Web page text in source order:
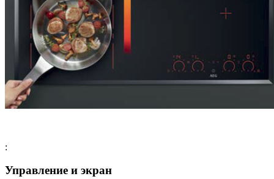
:
Управление и экран